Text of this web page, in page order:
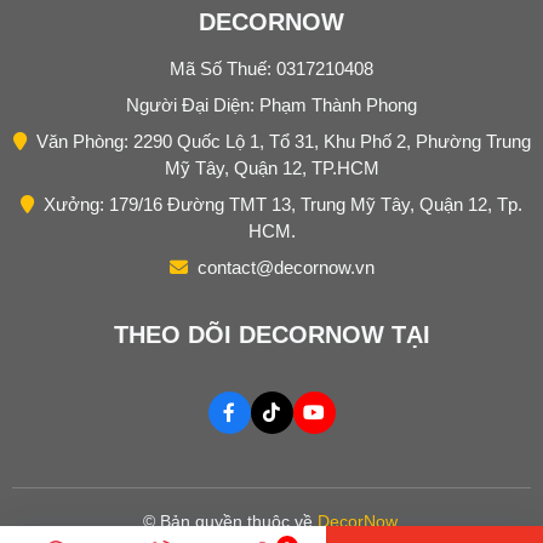
DECORNOW
Mã Số Thuế: 0317210408
Người Đại Diện: Phạm Thành Phong
Văn Phòng: 2290 Quốc Lộ 1, Tổ 31, Khu Phố 2, Phường Trung
Mỹ Tây, Quận 12, TP.HCM
Xưởng: 179/16 Đường TMT 13, Trung Mỹ Tây, Quận 12, Tp.
HCM.
contact@decornow.vn
THEO DÕI DECORNOW TẠI
© Bản quyền thuộc về DecorNow.